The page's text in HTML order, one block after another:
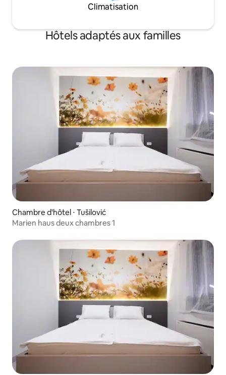
Climatisation
Hôtels adaptés aux familles
Chambre d'hôtel ⋅ Tušilović
Marien haus deux chambres 1